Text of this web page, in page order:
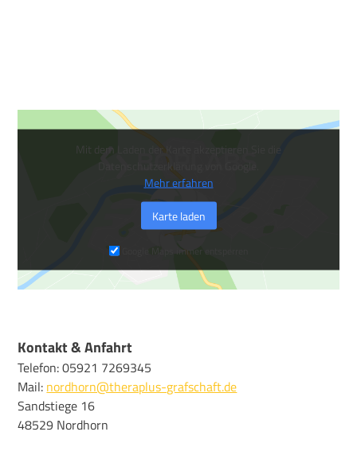
Mit dem Laden der Karte akzeptieren Sie die
Datenschutzerklärung von Google.
Mehr erfahren
Karte laden
Google Maps immer entsperren
Kontakt & Anfahrt
Telefon: 05921 7269345
Mail: nordhorn@theraplus-grafschaft.de
Sandstiege 16
48529 Nordhorn